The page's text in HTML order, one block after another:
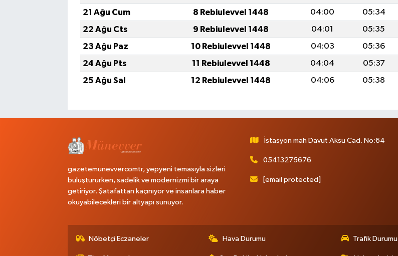
21 Ağu Cum
8 Rebiulevvel 1448 04:00 05:34
22 Ağu Cts
9 Rebiulevvel 1448 04:01 05:35
23 Ağu Paz
10 Rebiulevvel 1448 04:03 05:36
24 Ağu Pts
11 Rebiulevvel 1448 04:04 05:37
25 Ağu Sal
12 Rebiulevvel 1448 04:06 05:38
gazetemunevvercomtr, yepyeni temasıyla sizleri
buluştururken, sadelik ve modernizmi bir araya
getiriyor. Şatafattan kaçınıyor ve insanlara haber
okuyabilecekleri bir altyapı sunuyor.
İstasyon mah Davut Aksu Cad. No:64
05413275676
[email protected]
Nöbetçi Eczaneler Hava Durumu Trafik Durumu